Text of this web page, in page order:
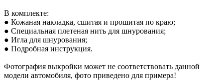
В комплекте:
● Кожаная накладка, сшитая и прошитая по краю;
● Специальная плетеная нить для шнурования;
● Игла для шнурования;
● Подробная инструкция.
Фотография выкройки может не соответствовать данной
модели автомобиля, фото приведено для примера!